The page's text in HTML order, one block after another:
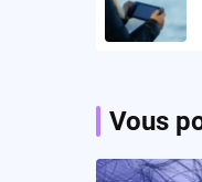
Vous